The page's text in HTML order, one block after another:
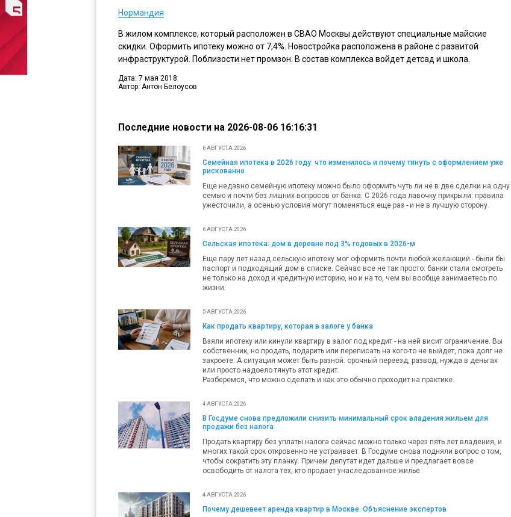
Нормандия
В жилом комплексе, который расположен в СВАО Москвы действуют специальные майские
скидки. Оформить ипотеку можно от 7,4%. Новостройка расположена в районе с развитой
инфраструктурой. Поблизости нет промзон. В состав комплекса войдет детсад и школа.
Дата: 7 мая 2018
Автор: Антон Белоусов
Последние новости на 2026-08-06 16:16:31
6 АВГУСТА 2026
Семейная ипотека в 2026 году: что изменилось и почему тянуть с оформлением уже
рискованно
Еще недавно семейную ипотеку можно было оформить чуть ли не в две сделки на одну
семью и почти без лишних вопросов от банка. С 2026 года лавочку прикрыли: правила
ужесточили, а осенью условия могут поменяться еще раз - и не в лучшую сторону.
6 АВГУСТА 2026
Сельская ипотека: дом в деревне под 3% годовых в 2026-м
Еще пару лет назад сельскую ипотеку мог оформить почти любой желающий - были бы
паспорт и подходящий дом в списке. Сейчас все не так просто: банки стали смотреть
не только на доход и кредитную историю, но и на то, чем вы вообще занимаетесь по
жизни.
5 АВГУСТА 2026
Как продать квартиру, которая в залоге у банка
Взяли ипотеку или кинули квартиру в залог под кредит - на ней висит ограничение. Вы
собственник, но продать, подарить или переписать на кого-то не выйдет, пока долг не
закроете. А ситуация может быть разной: срочный переезд, развод, нужда в деньгах
или просто надоело тянуть этот кредит.
Разберемся, что можно сделать и как это обычно проходит на практике.
4 АВГУСТА 2026
В Госдуме снова предложили снизить минимальный срок владения жильем для
продажи без налога
Продать квартиру без уплаты налога сейчас можно только через пять лет владения, и
многих такой срок откровенно не устраивает. В Госдуме снова подняли вопрос о том,
чтобы сократить эту планку. Причем депутат идет дальше и предлагает вовсе
освободить от налога тех, кто продает унаследованное жилье.
4 АВГУСТА 2026
Почему дешевеет аренда квартир в Москве. Объяснение экспертов